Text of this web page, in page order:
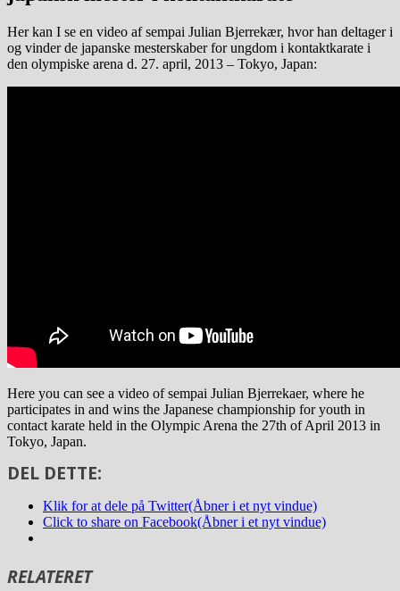
Her kan I se en video af sempai Julian Bjerrekær, hvor han deltager i
og vinder de japanske mesterskaber for ungdom i kontaktkarate i
den olympiske arena d. 27. april, 2013 – Tokyo, Japan:
Here you can see a video of sempai Julian Bjerrekaer, where he
participates in and wins the Japanese championship for youth in
contact karate held in the Olympic Arena the 27th of April 2013 in
Tokyo, Japan.
DEL DETTE:
Klik for at dele på Twitter(Åbner i et nyt vindue)
Click to share on Facebook(Åbner i et nyt vindue)
RELATERET